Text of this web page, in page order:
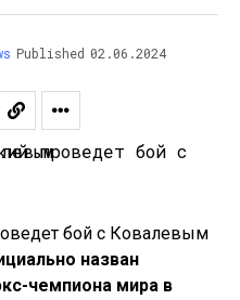
Published 02.06.2024
назван
чемпиона мира в